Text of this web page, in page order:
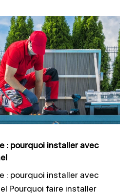
: pourquoi installer avec
: pourquoi installer avec
Pourquoi faire installer